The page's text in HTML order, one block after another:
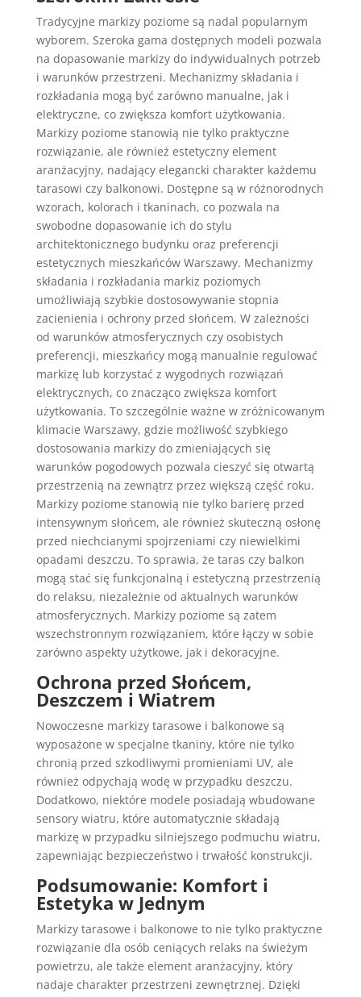
Tradycyjne markizy poziome są nadal popularnym
wyborem. Szeroka gama dostępnych modeli pozwala
na dopasowanie markizy do indywidualnych potrzeb
i warunków przestrzeni. Mechanizmy składania i
rozkładania mogą być zarówno manualne, jak i
elektryczne, co zwiększa komfort użytkowania.
Markizy poziome stanowią nie tylko praktyczne
rozwiązanie, ale również estetyczny element
aranżacyjny, nadający elegancki charakter każdemu
tarasowi czy balkonowi. Dostępne są w różnorodnych
wzorach, kolorach i tkaninach, co pozwala na
swobodne dopasowanie ich do stylu
architektonicznego budynku oraz preferencji
estetycznych mieszkańców Warszawy. Mechanizmy
składania i rozkładania markiz poziomych
umożliwiają szybkie dostosowywanie stopnia
zacienienia i ochrony przed słońcem. W zależności
od warunków atmosferycznych czy osobistych
preferencji, mieszkańcy mogą manualnie regulować
markizę lub korzystać z wygodnych rozwiązań
elektrycznych, co znacząco zwiększa komfort
użytkowania. To szczególnie ważne w zróżnicowanym
klimacie Warszawy, gdzie możliwość szybkiego
dostosowania markizy do zmieniających się
warunków pogodowych pozwala cieszyć się otwartą
przestrzenią na zewnątrz przez większą część roku.
Markizy poziome stanowią nie tylko barierę przed
intensywnym słońcem, ale również skuteczną osłonę
przed niechcianymi spojrzeniami czy niewielkimi
opadami deszczu. To sprawia, że taras czy balkon
mogą stać się funkcjonalną i estetyczną przestrzenią
do relaksu, niezależnie od aktualnych warunków
atmosferycznych. Markizy poziome są zatem
wszechstronnym rozwiązaniem, które łączy w sobie
zarówno aspekty użytkowe, jak i dekoracyjne.
Ochrona przed Słońcem,
Deszczem i Wiatrem
Nowoczesne markizy tarasowe i balkonowe są
wyposażone w specjalne tkaniny, które nie tylko
chronią przed szkodliwymi promieniami UV, ale
również odpychają wodę w przypadku deszczu.
Dodatkowo, niektóre modele posiadają wbudowane
sensory wiatru, które automatycznie składają
markizę w przypadku silniejszego podmuchu wiatru,
zapewniając bezpieczeństwo i trwałość konstrukcji.
Podsumowanie: Komfort i
Estetyka w Jednym
Markizy tarasowe i balkonowe to nie tylko praktyczne
rozwiązanie dla osób ceniących relaks na świeżym
powietrzu, ale także element aranżacyjny, który
nadaje charakter przestrzeni zewnętrznej. Dzięki